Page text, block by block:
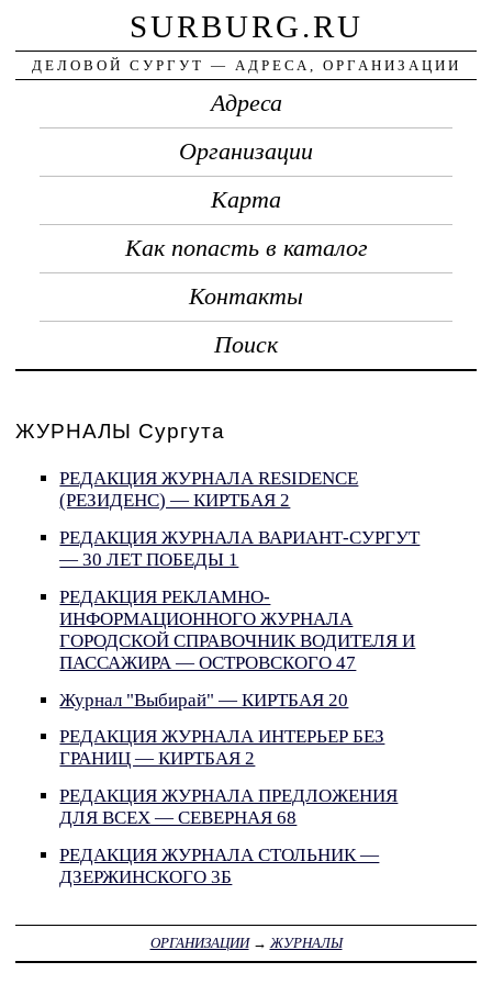
SURBURG.RU
ДЕЛОВОЙ СУРГУТ — АДРЕСА, ОРГАНИЗАЦИИ
Адреса
Организации
Карта
Как попасть в каталог
Контакты
Поиск
ЖУРНАЛЫ Сургута
РЕДАКЦИЯ ЖУРНАЛА RESIDENCE
(РЕЗИДЕНС) — КИРТБАЯ 2
РЕДАКЦИЯ ЖУРНАЛА ВАРИАНТ-СУРГУТ
— 30 ЛЕТ ПОБЕДЫ 1
РЕДАКЦИЯ РЕКЛАМНО-
ИНФОРМАЦИОННОГО ЖУРНАЛА
ГОРОДСКОЙ СПРАВОЧНИК ВОДИТЕЛЯ И
ПАССАЖИРА — ОСТРОВСКОГО 47
Журнал "Выбирай" — КИРТБАЯ 20
РЕДАКЦИЯ ЖУРНАЛА ИНТЕРЬЕР БЕЗ
ГРАНИЦ — КИРТБАЯ 2
РЕДАКЦИЯ ЖУРНАЛА ПРЕДЛОЖЕНИЯ
ДЛЯ ВСЕХ — СЕВЕРНАЯ 68
РЕДАКЦИЯ ЖУРНАЛА СТОЛЬНИК —
ДЗЕРЖИНСКОГО 3Б
ОРГАНИЗАЦИИ→ЖУРНАЛЫ